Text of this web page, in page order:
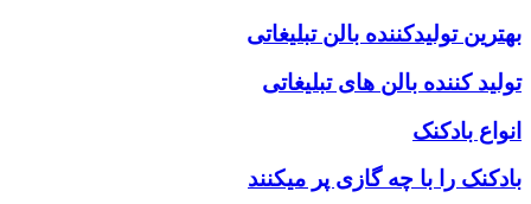
بهترین تولیدکننده بالن تبلیغاتی
تولید کننده بالن های تبلیغاتی
انواع بادکنک
بادکنک را با چه گازی پر میکنند